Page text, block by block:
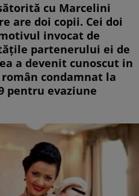
cu Marcelini
are doi copii. Cei doi
invocat de
partenerului ei de
a devenit cunoscut in
condamnat la
pentru evaziune